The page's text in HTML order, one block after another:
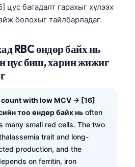
багадалт гарахыг хүлээх
болохыг тайлбарладаг.
RBC өндөр байх нь
цус биш, харин жижиг
with low MCV → [16]
тоо өндөр байх нь often
many small red cells. The two
trait and long-
production, and the
on ferritin, iron